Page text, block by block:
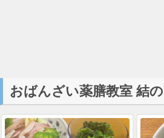
おばんざい薬膳教室 結